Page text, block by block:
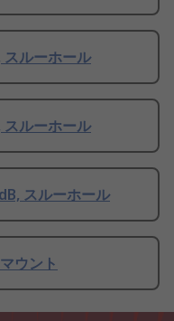
スルーホール
スルーホール
スルーホール
ウント